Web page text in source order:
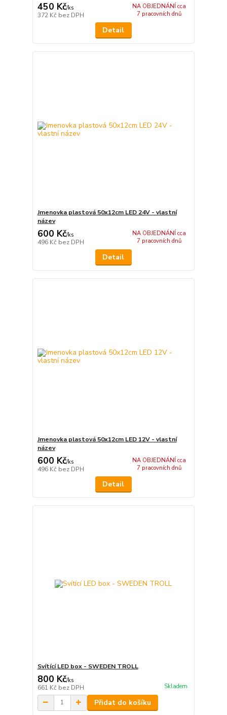
450 Kč/ks
372 Kč bez DPH
NA OBJEDNÁNÍ cca
7 pracovních dnů
Detail
Jmenovka plastová 50x12cm LED 24V - vlastní
název
600 Kč/ks
496 Kč bez DPH
NA OBJEDNÁNÍ cca
7 pracovních dnů
Detail
Jmenovka plastová 50x12cm LED 12V - vlastní
název
600 Kč/ks
496 Kč bez DPH
NA OBJEDNÁNÍ cca
7 pracovních dnů
Detail
Svítící LED box - SWEDEN TROLL
800 Kč/ks
661 Kč bez DPH Skladem
Přidat do košíku